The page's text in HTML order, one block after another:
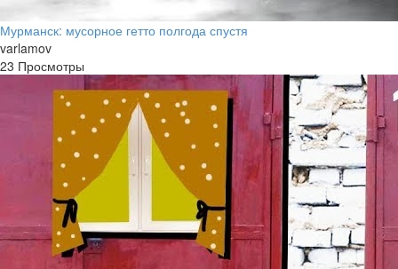
Мурманск: мусорное гетто полгода спустя
varlamov
23 Просмотры